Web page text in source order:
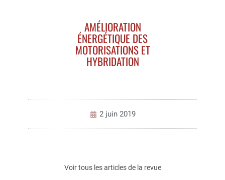
AMÉLIORATION
ÉNERGÉTIQUE DES
MOTORISATIONS ET
HYBRIDATION
2 juin 2019
Voir tous les articles de la revue